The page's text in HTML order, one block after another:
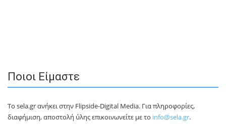
Ποιοι Είμαστε
Το sela.gr ανήκει στην Flipside-Digital Media. Για πληροφορίες,
διαφήμιση, αποστολή ύλης επικοινωνείτε με το info@sela.gr.